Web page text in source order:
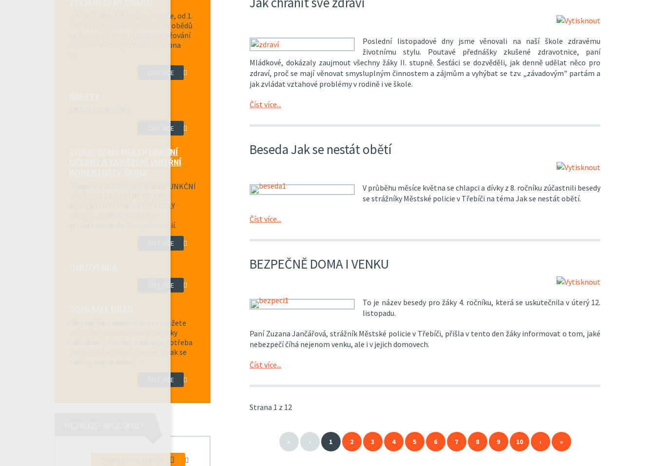
Poslední listopadové dny jsme věnovali na naší škole zdravému
životnímu stylu. Poutavé přednášky zkušené zdravotnice, paní
Mládkové, dokázaly zaujmout všechny žáky II. stupně. Šesťáci se dozvěděli, jak denně udělat něco pro
zdraví, proč se mají věnovat smysluplným činnostem a zájmům a vyhýbat se tzv. „závadovým" partám a
jak zvládat vztahové problémy v rodině i ve škole.
Číst více...
Beseda Jak se nestát obětí
V průběhu měsíce května se chlapci a dívky z 8. ročníku zúčastnili besedy
se strážníky Městské policie v Třebíči na téma Jak se nestát obětí.
Číst více...
BEZPEČNĚ DOMA I VENKU
To je název besedy pro žáky 4. ročníku, která se uskutečnila v úterý 12.
listopadu.
Paní Zuzana Jančářová, strážník Městské policie v Třebíči, přišla v tento den žáky informovat o tom, jaké
nebezpečí číhá nejenom venku, ale i v jejich domovech.
Číst více...
Strana 1 z 12
« ‹ 1 2 3 4 5 6 7 8 9 10 › »
U P O Z O R N Ě N Í Vážení rodiče, od 1.
září 2023 dojde ke zvýšení ceny obědů
ve školní jídelně z důvodu zdražování
potravin a energií (na konci srpna
ČÍST VÍCE
ČÍST VÍCE
VYBUDOVÁNÍ MULTIFUNKČNÍ
UČEBNY A ZAJIŠTĚNÍ VNITŘNÍ
Projekt VYBUDOVÁNÍ MULTIFUNKČNÍ
KONEKTIVITY ZÁKLADNÍ ŠKOLY
spolufinancován Evropskou unií.
ČÍST VÍCE
ČÍST VÍCE
Díky aplikaci www.strava.cz můžete
nyní odhlašovat stravu prakticky
odkudkoli (všechny změny je potřeba
potvrdit tlačítkem odeslat, jinak se
ČÍST VÍCE